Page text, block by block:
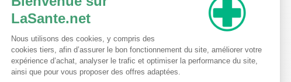
Ma trousse à pharmacie homéopathique
Ceci est un petit guide pratique des traitements
homéopathiques à avoir chez soi ! L'homéopathie